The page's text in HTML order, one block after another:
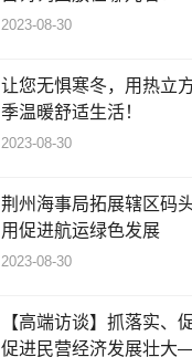
2023-08-30
让您无惧寒冬，用热立
季温暖舒适生活！
2023-08-30
荆州海事局拓展辖区码
用促进航运绿色发展
2023-08-30
【高端访谈】抓落实、
促进民营经济发展壮大